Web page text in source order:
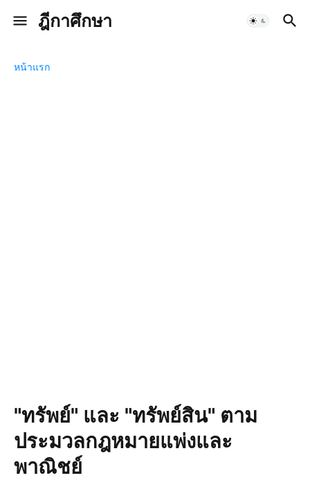
ฎีกาศึกษา
หน้าแรก
"ทรัพย์" และ "ทรัพย์สิน" ตาม
ประมวลกฎหมายแพ่งและ
พาณิชย์